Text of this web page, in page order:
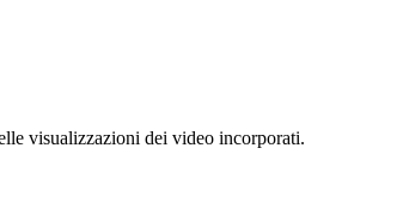
visualizzazioni dei video incorporati.